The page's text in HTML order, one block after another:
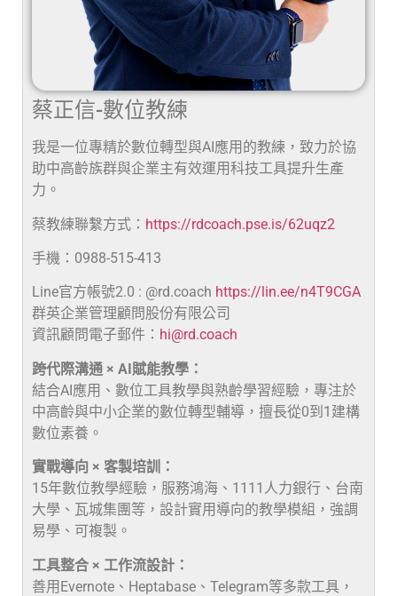
蔡正信-數位教練
我是一位專精於數位轉型與AI應用的教練，致力於協
助中高齡族群與企業主有效運用科技工具提升生產
力。
蔡教練聯繫方式： https://rdcoach.pse.is/62uqz2
手機：0988-515-413
Line官方帳號2.0 : @rd.coach https://lin.ee/n4T9CGA
群英企業管理顧問股份有限公司
資訊顧問電子郵件： hi@rd.coach
跨代際溝通 × AI賦能教學：
結合AI應用、數位工具教學與熟齡學習經驗，專注於
中高齡與中小企業的數位轉型輔導，擅長從0到1建構
數位素養。
實戰導向 × 客製培訓：
15年數位教學經驗，服務鴻海、1111人力銀行、台南
大學、瓦城集團等，設計實用導向的教學模組，強調
易學、可複製。
工具整合 × 工作流設計：
善用Evernote、Heptabase、Telegram等多款工具，